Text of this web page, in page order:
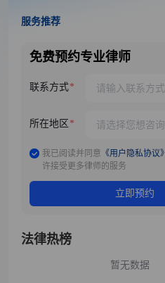
服务推荐
免费预约专业律师
联系方式
所在地区
我已阅读并同意 《用户隐私协议》
许接受更多律师的服务
立即预约
法律热榜
暂无数据